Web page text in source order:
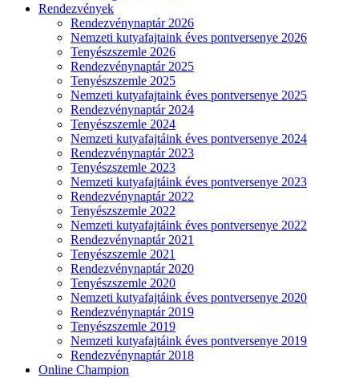
Rendezvények
Rendezvénynaptár 2026
Nemzeti kutyafajtaink éves pontversenye 2026
Tenyészszemle 2026
Rendezvénynaptár 2025
Tenyészszemle 2025
Nemzeti kutyafajtaink éves pontversenye 2025
Rendezvénynaptár 2024
Tenyészszemle 2024
Nemzeti kutyafajtáink éves pontversenye 2024
Rendezvénynaptár 2023
Tenyészszemle 2023
Nemzeti kutyafajtáink éves pontversenye 2023
Rendezvénynaptár 2022
Tenyészszemle 2022
Nemzeti kutyafajtáink éves pontversenye 2022
Rendezvénynaptár 2021
Tenyészszemle 2021
Rendezvénynaptár 2020
Tenyészszemle 2020
Nemzeti kutyafajtáink éves pontversenye 2020
Rendezvénynaptár 2019
Tenyészszemle 2019
Nemzeti kutyafajtáink éves pontversenye 2019
Rendezvénynaptár 2018
Online Champion